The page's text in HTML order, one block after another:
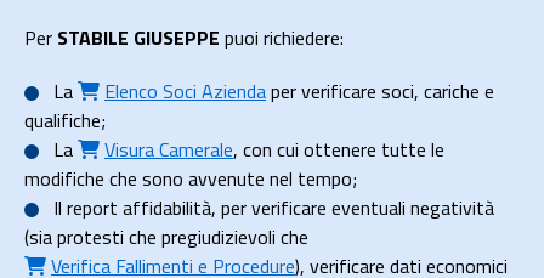
Per STABILE GIUSEPPE puoi richiedere:
La
Elenco Soci Aziendaper verificare soci, cariche e
qualifiche;
La
Visura Camerale, con cui ottenere tutte le
modifiche che sono avvenute nel tempo;
Il report affidabilità, per verificare eventuali negatività
(sia protesti che pregiudizievoli che
Verifica Fallimenti e Procedure), verificare dati economici